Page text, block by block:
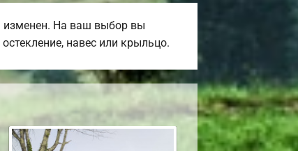
изменен. На ваш выбор вы
навес или крыльцо.